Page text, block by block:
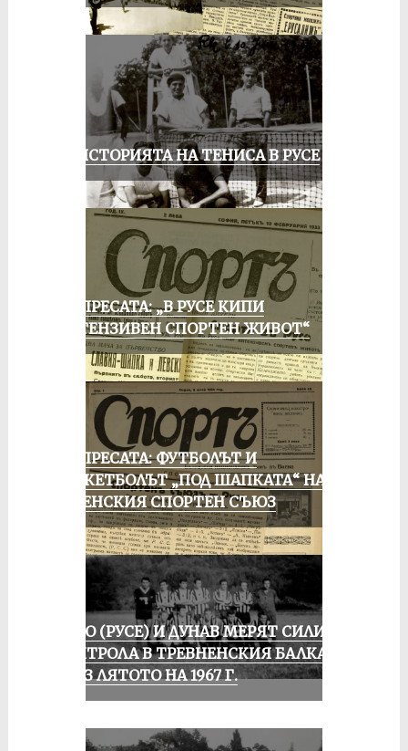
ЗА ИСТОРИЯТА НА ТЕНИСА В РУСЕ
ОТ ПРЕСАТА: „В РУСЕ КИПИ
ИНТЕНЗИВЕН СПОРТЕН ЖИВОТ“
ОТ ПРЕСАТА: ФУТБОЛЪТ И
БАСКЕТБОЛЪТ „ПОД ШАПКАТА“ НА
РУСЕНСКИЯ СПОРТЕН СЪЮЗ
ЛОКО (РУСЕ) И ДУНАВ МЕРЯТ СИЛИ В
КОНТРОЛА В ТРЕВНЕНСКИЯ БАЛКАН
ПРЕЗ ЛЯТОТО НА 1967 Г.